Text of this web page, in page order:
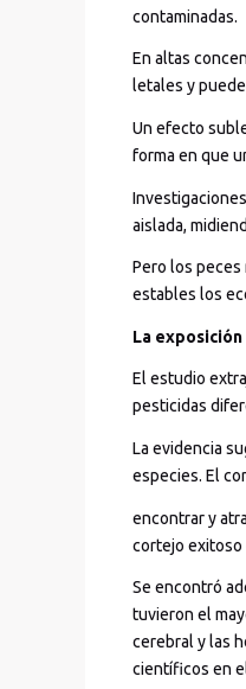
contaminadas.
En altas
letales y
Un efecto
forma en que
aislada,
Pero los
estables los
La
El estudio
pesticidas
La evidencia
especies. El
encontrar y
cortejo exitoso
Se encontró
tuvieron el
cerebral y las
científicos en